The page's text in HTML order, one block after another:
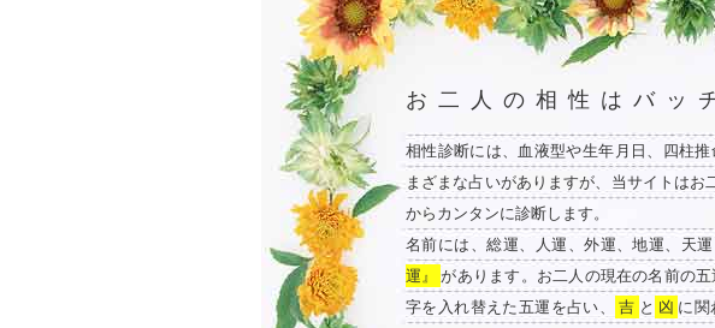
お二人の相性はバッ
相性診断には、血液型や生年月日、四柱推
まざまな占いがありますが、当サイトはお
からカンタンに診断します。
名前には、総運、人運、外運、地運、天
運』
があります。お二人の現在の名前の
字を入れ替えた五運を占い、
吉 と 凶 に関